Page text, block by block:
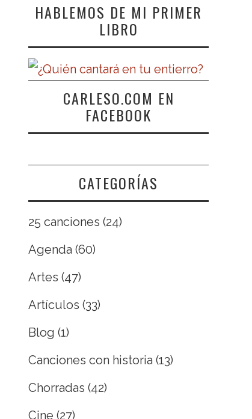
HABLEMOS DE MI PRIMER
LIBRO
CARLESO.COM EN
FACEBOOK
CATEGORÍAS
25 canciones (24)
Agenda (60)
Artes (47)
Artículos (33)
Blog (1)
Canciones con historia (13)
Chorradas (42)
Cine (27)